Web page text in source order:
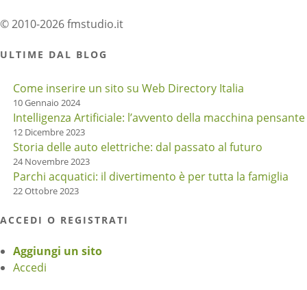
© 2010-2026 fmstudio.it
ULTIME DAL BLOG
Come inserire un sito su Web Directory Italia
10 Gennaio 2024
Intelligenza Artificiale: l’avvento della macchina pensante
12 Dicembre 2023
Storia delle auto elettriche: dal passato al futuro
24 Novembre 2023
Parchi acquatici: il divertimento è per tutta la famiglia
22 Ottobre 2023
ACCEDI O REGISTRATI
Aggiungi un sito
Accedi